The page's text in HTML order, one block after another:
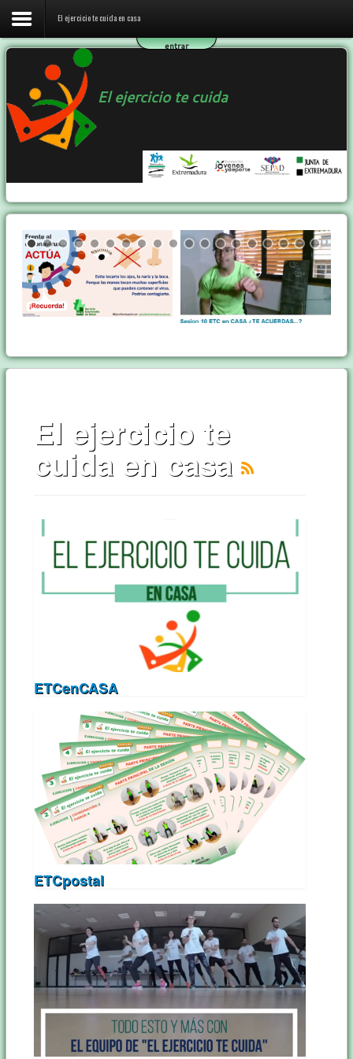
El ejercicio te cuida en casa
El programa ETC
Ejercicio y Salud
Contactar
El ejercicio te cuida en casa
entrar
El ejercicio te cuida
El ejercicio te
cuida en casa
ETCenCASA
ETCpostal